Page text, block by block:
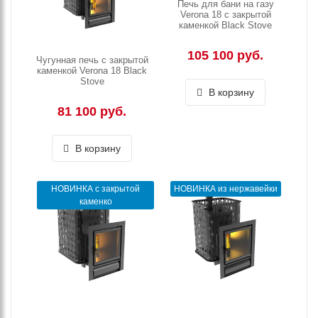
Чугунная печь с закрытой
каменкой Verona 18 Black
Stove
81 100 руб.
В корзину
Печь для бани на газу
Verona 18 с закрытой
каменкой Black Stove
105 100 руб.
В корзину
НОВИНКА с закрытой
каменко
НОВИНКА из нержавейки